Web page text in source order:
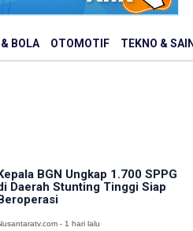
BOLA OTOMOTIF TEKNO &
BGN Ungkap 1.700 SPPG
Daerah Stunting Tinggi Siap
- 1 hari lalu